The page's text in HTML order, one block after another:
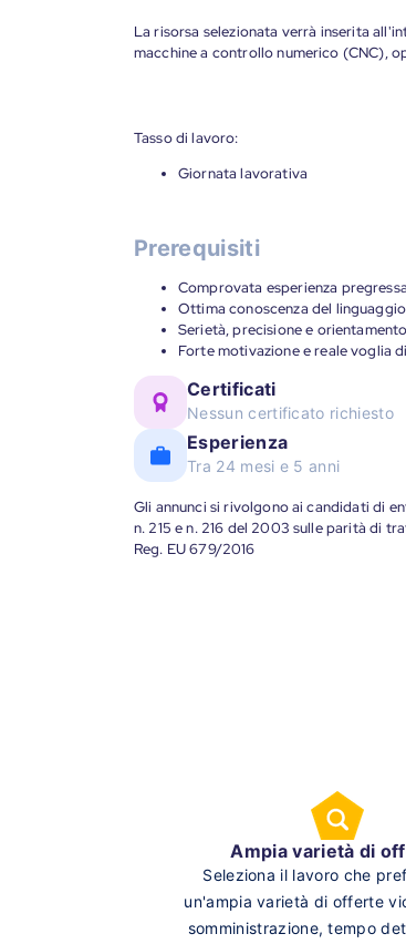
La risorsa selezionata verrà inserita
macchine a controllo numerico (CNC),
Tasso di lavoro:
Giornata lavorativa
Prerequisiti
Comprovata esperienza
Ottima conoscenza del
Serietà, precisione e
Forte motivazione e reale voglia
Certificati
Nessun certificato richiesto
Esperienza
Tra 24 mesi e 5 anni
Gli annunci si rivolgono ai candidati di
n. 215 e n. 216 del 2003 sulle parità di
Reg. EU 679/2016
Ampia varietà di
Seleziona il lavoro che
un'ampia varietà di offerte
somministrazione, tempo